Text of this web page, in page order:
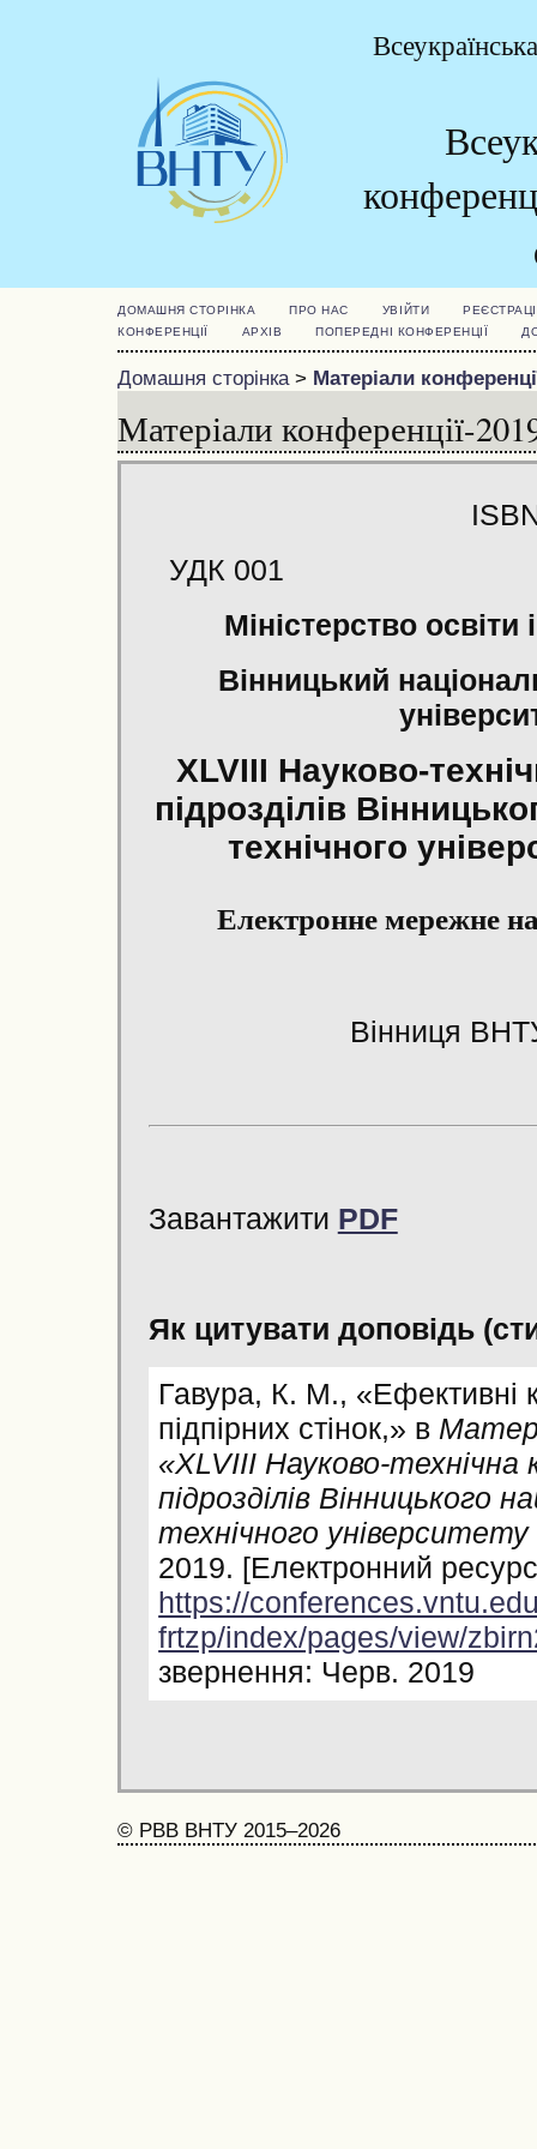
ДОМАШНЯ СТОРІНКА ПРО НАС УВІЙТИ
КОНФЕРЕНЦІЇ
АРХІВ ПОПЕРЕДНІ КОНФЕРЕНЦІЇ
Домашня сторінка> Матеріали
Матеріали конференції-
УДК 001
Міністерство освіти
Вінницький
XLVIII Науково-
підрозділів
технічного
Електронне мережне
Вінниця
Завантажити PDF
Як цитувати доповідь
Гавура, К. М., «Ефективні
підпірних стінок,» в
«XLVIII Науково-технічна
підрозділів Вінницького
технічного
2019. [Електронний
https://
frtzp/index/pages/view/
звернення: Черв. 2019
© РВВ ВНТУ 2015–2026